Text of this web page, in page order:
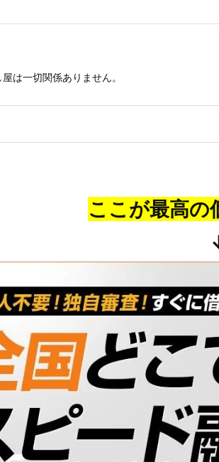
は一切関係ありません。
ここが最高の